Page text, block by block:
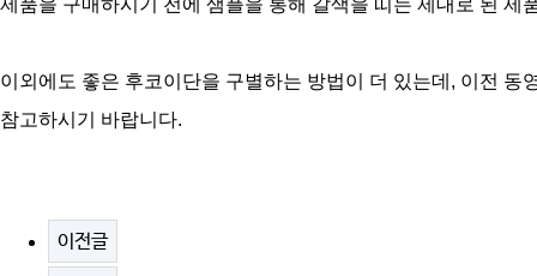
제품을 구매하시기 전에 샘플을 통해 갈색을 띠는 제대로 된 제
이외에도 좋은 후코이단을 구별하는 방법이 더 있는데, 이전
참고하시기 바랍니다.
이전글